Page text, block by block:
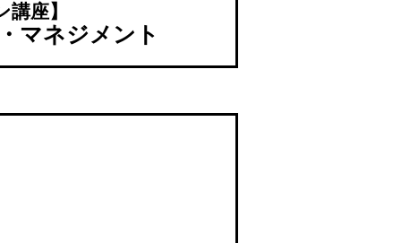
座】
マネジメント